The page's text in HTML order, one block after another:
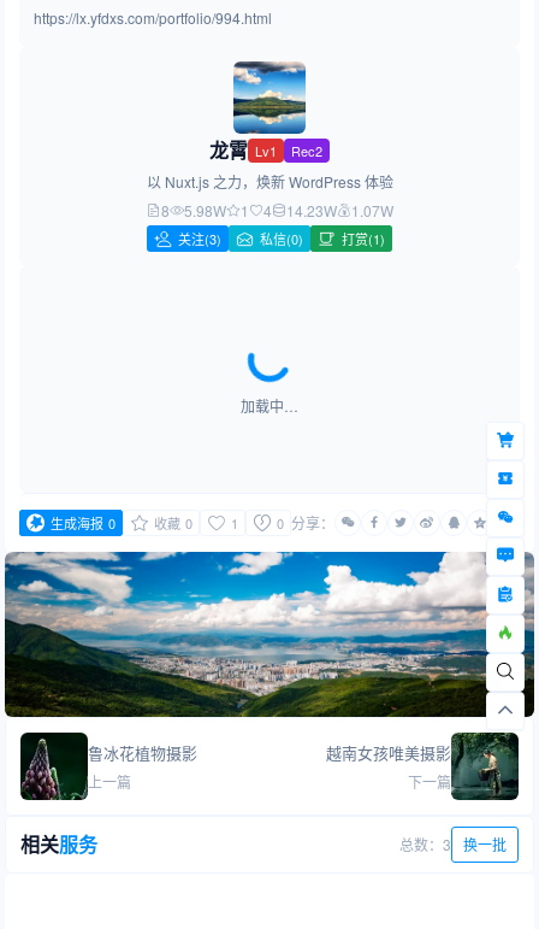
https://lx.yfdxs.com/portfolio/994.html
龙霄 Lv1 Rec2
以 Nuxt.js 之力，焕新 WordPress 体验
8
5.98W 1 4 14.23W 1.07W
关注(3) 私信(0) 打赏(1)
加载中…
生成海报 0 收藏 0 1 0 分享：
鲁冰花植物摄影
上一篇
越南女孩唯美摄影
下一篇
相关服务 总数：3 换一批